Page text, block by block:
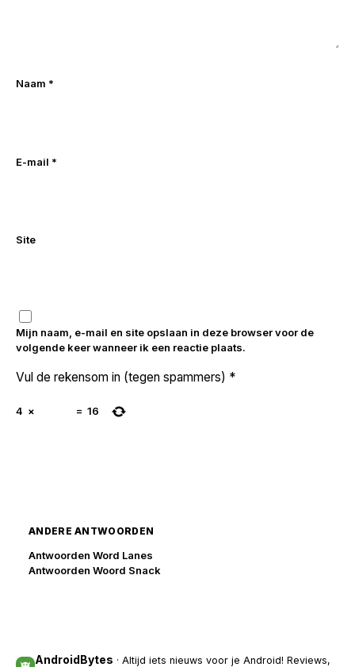
Naam *
E-mail *
Site
Mijn naam, e-mail en site opslaan in deze browser voor de
volgende keer wanneer ik een reactie plaats.
Vul de rekensom in (tegen spammers) *
4 × = 16
ANDERE ANTWOORDEN
Antwoorden Word Lanes
Antwoorden Woord Snack
AndroidBytes · Altijd iets nieuws voor je Android! Reviews,